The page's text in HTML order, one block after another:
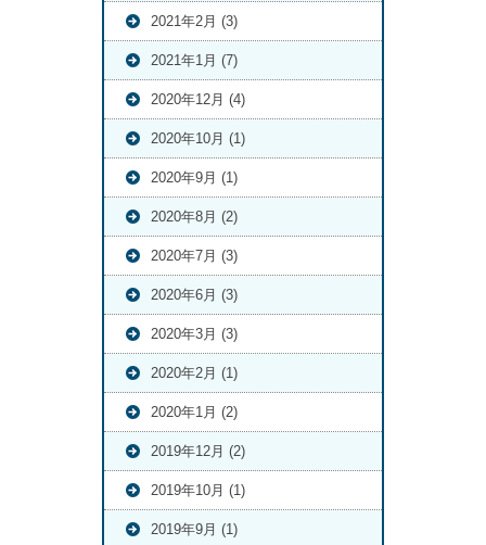
2021年2月 (3)
2021年1月 (7)
2020年12月 (4)
2020年10月 (1)
2020年9月 (1)
2020年8月 (2)
2020年7月 (3)
2020年6月 (3)
2020年3月 (3)
2020年2月 (1)
2020年1月 (2)
2019年12月 (2)
2019年10月 (1)
2019年9月 (1)